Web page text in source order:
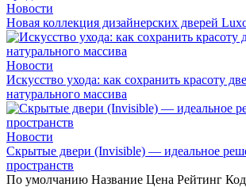
Новости
Новая коллекция дизайнерских дверей
Новости
Искусство ухода: как сохранить красоту
натурального массива
Новости
Скрытые двери (Invisible) — идеальное
пространств
По умолчанию Название Цена Рейтинг